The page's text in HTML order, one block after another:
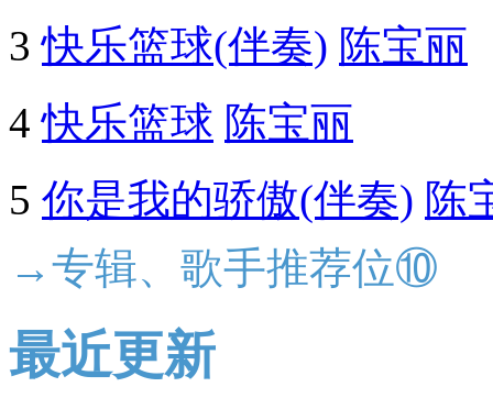
3 快乐篮球(伴奏) 陈宝丽
4 快乐篮球 陈宝丽
5 你是我的骄傲(伴奏) 陈
→专辑、歌手推荐位⑩
最近更新